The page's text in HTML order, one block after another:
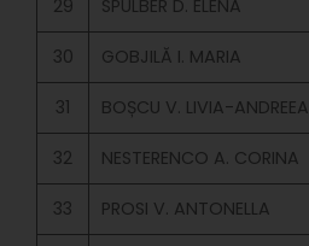
29 SPULBER D. ELENA
30 GOBJILĂ I. MARIA
31 BOȘCU V. LIVIA-ANDREEA
32 NESTERENCO A. CORINA
33 PROSI V. ANTONELLA